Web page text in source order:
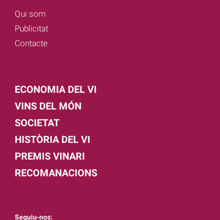
Qui som
Publicitat
Contacte
ECONOMIA DEL VI
VINS DEL MÓN
SOCIETAT
HISTÒRIA DEL VI
PREMIS VINARI
RECOMANACIONS
Seguiu-nos: